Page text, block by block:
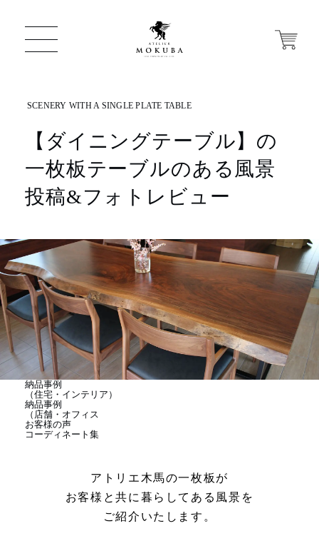
ONLINE STORE
店舗から探す
一枚板 ATELIER MOKUBA HOME
MOKUBA について
商品情報
直営店
イベント
WEBカタログ
【ダイニングテーブル】の
一枚板テーブルのある風景
投稿&フォトレビュー
納品事例
（住宅・インテリア）
納品事例
（店舗・オフィス
お客様の声
コーディネート集
アトリエ木馬の一枚板が
お客様と共に暮らしてある風景を
ご紹介いたします。